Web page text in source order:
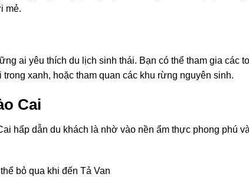
mẻ.
ai yêu thích du lịch sinh thái. Bạn có thể tham gia các
xanh, hoặc tham quan các khu rừng nguyên sinh.
Cai
hấp dẫn du khách là nhờ vào nền ẩm thực phong phú và
bỏ qua khi đến Tả Van